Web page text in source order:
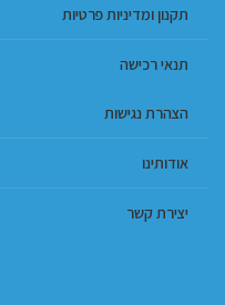
תקנון ומדיניות פרטיות
תנאי רכישה
הצהרת נגישות
אודותינו
יצירת קשר